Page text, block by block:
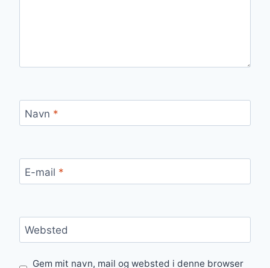
Navn *
E-mail *
Websted
Gem mit navn, mail og websted i denne browser